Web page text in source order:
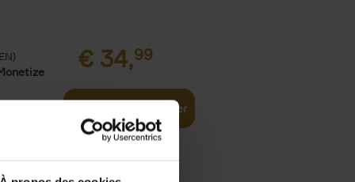
€ 34,99
Ajouter au panier